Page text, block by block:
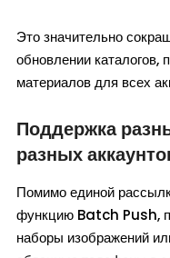
Это значительно
обновлении каталогов,
материалов для всех
Поддержка
разных
Помимо единой
функцию Batch Push,
наборы изображений